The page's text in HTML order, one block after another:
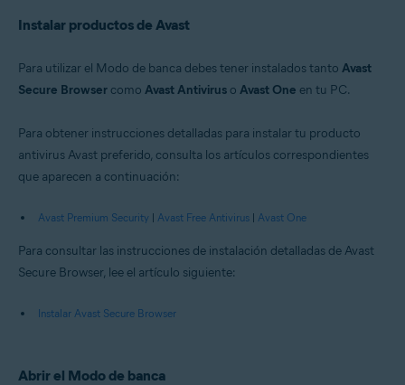
Instalar productos de Avast
Para utilizar el Modo de banca debes tener instalados tanto Avast
Secure Browser como Avast Antivirus o Avast One en tu PC.
Para obtener instrucciones detalladas para instalar tu producto
antivirus Avast preferido, consulta los artículos correspondientes
que aparecen a continuación:
Avast Premium Security | Avast Free Antivirus | Avast One
Para consultar las instrucciones de instalación detalladas de Avast
Secure Browser, lee el artículo siguiente:
Instalar Avast Secure Browser
Abrir el Modo de banca